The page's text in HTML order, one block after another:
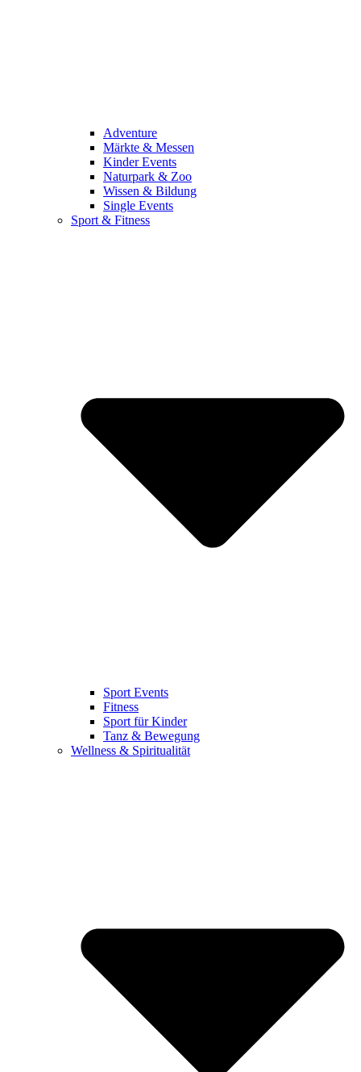
Adventure
Märkte & Messen
Kinder Events
Naturpark & Zoo
Wissen & Bildung
Single Events
Sport & Fitness
Sport Events
Fitness
Sport für Kinder
Tanz & Bewegung
Wellness & Spiritualität